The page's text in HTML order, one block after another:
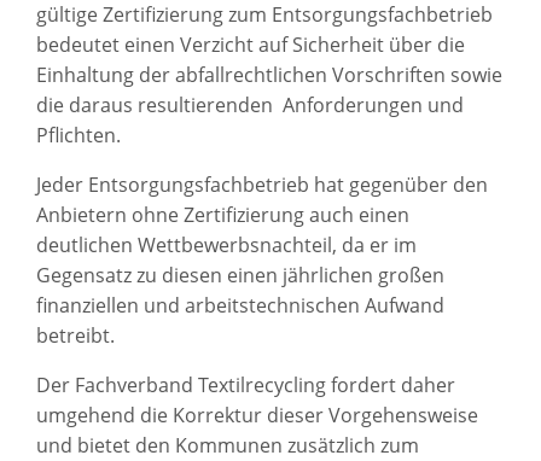
gültige Zertifizierung zum Entsorgungsfachbetrieb
bedeutet einen Verzicht auf Sicherheit über die
Einhaltung der abfallrechtlichen Vorschriften sowie
die daraus resultierenden Anforderungen und
Pflichten.
Jeder Entsorgungsfachbetrieb hat gegenüber den
Anbietern ohne Zertifizierung auch einen
deutlichen Wettbewerbsnachteil, da er im
Gegensatz zu diesen einen jährlichen großen
finanziellen und arbeitstechnischen Aufwand
betreibt.
Der Fachverband Textilrecycling fordert daher
umgehend die Korrektur dieser Vorgehensweise
und bietet den Kommunen zusätzlich zum